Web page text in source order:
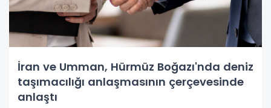
İran ve Umman, Hürmüz Boğazı'nda deniz
taşımacılığı anlaşmasının çerçevesinde
anlaştı